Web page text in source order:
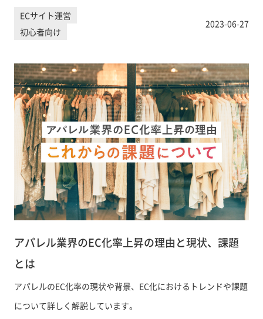
ECサイト運営
初心者向け
2023-06-27
アパレル業界のEC化率上昇の理由と現状、課題
とは
アパレルのEC化率の現状や背景、EC化におけるトレンドや課題
について詳しく解説しています。